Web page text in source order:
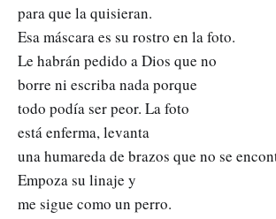
para que la quisieran.
Esa máscara es su rostro en la foto.
Le habrán pedido a Dios que no
borre ni escriba nada porque
todo podía ser peor. La foto
está enferma, levanta
una humareda de brazos que no se
Empoza su linaje y
me sigue como un perro.